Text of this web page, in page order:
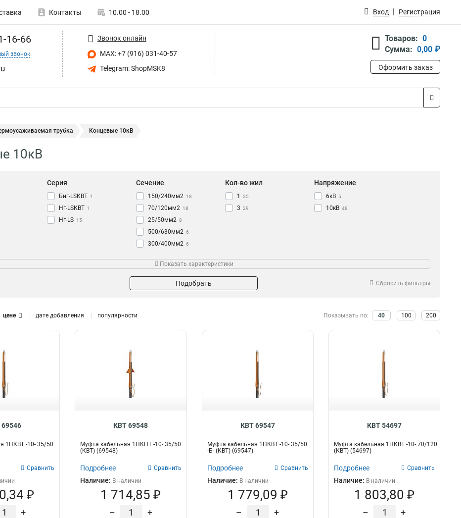
Контакты 10.00 - 18.00 Вход Регистрация
16-66
звонок
Звонок онлайн
MAX: +7 (916) 031-40-57
Telegram: ShopMSK8
Товаров: 0
Сумма: 0,00 ₽
Оформить заказ
трубка Концевые 10кВ
10кВ
Серия
Бнг-LSКВТ 1
Нг-LSКВТ 1
Нг-LS 15
Сечение
150/240мм2 18
70/120мм2 18
25/50мм2 8
500/630мм2 6
300/400мм2 6
800мм2 2
Кол-во жил
1 25
3 29
Напряжение
6кВ 5
10кВ 48
69
Показать характеристики
Подобрать Сбросить фильтры
цене дате добавления популярности Показывать по: 40 100 200
1ПКВТ -10- 35/50
Сравнить
₽
+
КВТ 69548
Муфта кабельная 1ПКНТ -10- 35/50
(КВТ) (69548)
Подробнее Сравнить
Наличие: В наличии
1 714,85 ₽
– +
КВТ 69547
Муфта кабельная 1ПКВТ -10- 35/50
-Б- (КВТ) (69547)
Подробнее Сравнить
Наличие: В наличии
1 779,09 ₽
– +
КВТ 54697
Муфта кабельная 1ПКВТ -10- 70/120
(КВТ) (54697)
Подробнее Сравнить
Наличие: В наличии
1 803,80 ₽
– +